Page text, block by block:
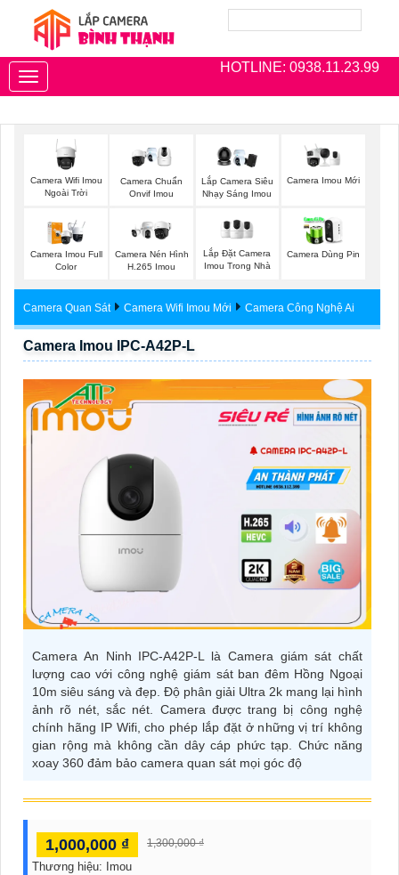
HOTLINE: 0938.11.23.99
Toggle
navigation
Camera Wifi Imou
Ngoài Trời
Camera Chuẩn
Onvif Imou
Lắp Camera Siêu
Nhạy Sáng Imou
Camera Imou Mới
Camera Imou Full
Color
Camera Nén Hình
H.265 Imou
Lắp Đặt Camera
Imou Trong Nhà
Camera Dùng Pin
Camera Quan Sát Camera Wifi Imou Mới Camera Công Nghệ Ai
Camera Imou IPC-A42P-L
Camera An Ninh IPC-A42P-L là Camera giám sát chất
lượng cao với công nghệ giám sát ban đêm Hồng Ngoại
10m siêu sáng và đẹp. Độ phân giải Ultra 2k mang lại hình
ảnh rõ nét, sắc nét. Camera được trang bị công nghệ
chính hãng IP Wifi, cho phép lắp đặt ở những vị trí không
gian rộng mà không cần dây cáp phức tạp. Chức năng
xoay 360 đảm bảo camera quan sát mọi góc độ
1,000,000 ₫ 1,300,000 ₫
Thương hiệu: Imou